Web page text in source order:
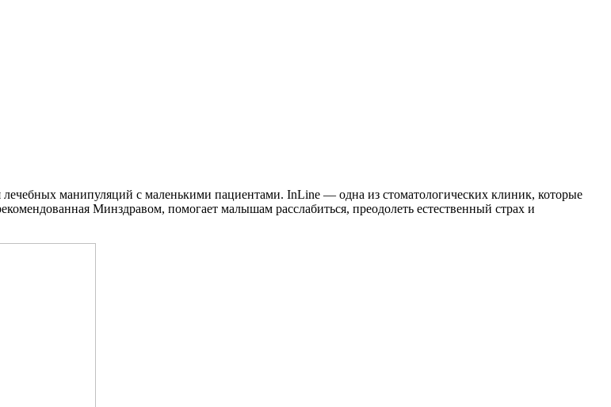
манипуляций с маленькими пациентами. InLine — одна из стоматологических клиник, которые
Минздравом, помогает малышам расслабиться, преодолеть естественный страх и